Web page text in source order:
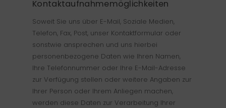
Kontaktaufnahmemöglichkeiten
Soweit Sie uns über E-Mail, Soziale Medien,
Telefon, Fax, Post, unser Kontaktformular oder
sonstwie ansprechen und uns hierbei
personenbezogene Daten wie Ihren Namen,
Ihre Telefonnummer oder Ihre E-Mail-Adresse
zur Verfügung stellen oder weitere Angaben zur
Ihrer Person oder Ihrem Anliegen machen,
werden diese Daten zur Verarbeitung Ihrer